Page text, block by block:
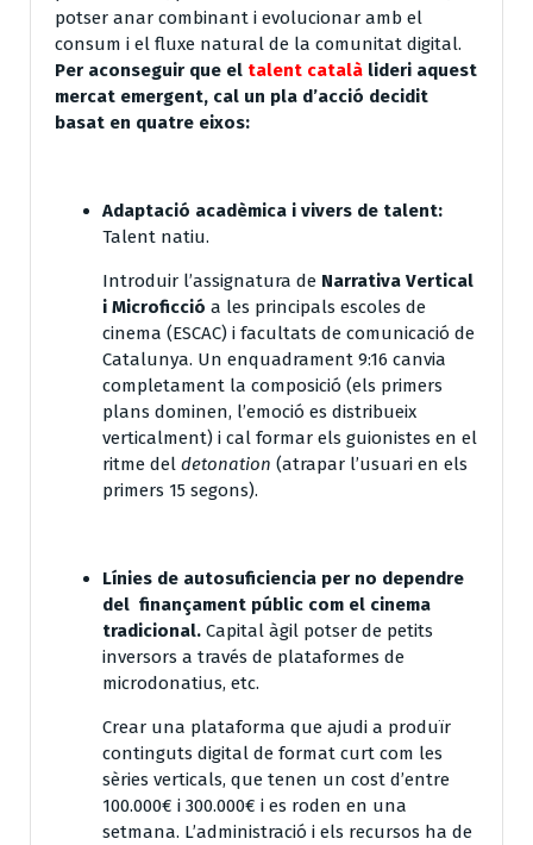
potser anar combinant i evolucionar amb el
consum i el fluxe natural de la comunitat digital.
Per aconseguir que el talent català lideri aquest
mercat emergent, cal un pla d’acció decidit
basat en quatre eixos:
Adaptació acadèmica i vivers de talent:
Talent natiu.
Introduir l’assignatura de Narrativa Vertical
i Microficció a les principals escoles de
cinema (ESCAC) i facultats de comunicació de
Catalunya. Un enquadrament 9:16 canvia
completament la composició (els primers
plans dominen, l’emoció es distribueix
verticalment) i cal formar els guionistes en el
ritme del detonation (atrapar l’usuari en els
primers 15 segons).
Línies de autosuficiencia per no dependre
del finançament públic com el cinema
tradicional. Capital àgil potser de petits
inversors a través de plataformes de
microdonatius, etc.
Crear una plataforma que ajudi a produïr
continguts digital de format curt com les
sèries verticals, que tenen un cost d’entre
100.000€ i 300.000€ i es roden en una
setmana. L’administració i els recursos ha de